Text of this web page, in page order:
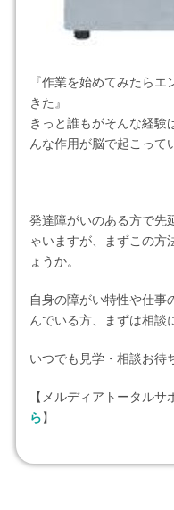
『作業を始めてみたら
きた』
きっと誰もがそんな経験
んな作用が脳で起こって
発達障がいのある方で先
ゃいますが、まずこの方
ょうか。
自身の障がい特性や仕事
んでいる方、まずは相談
いつでも見学・相談お待
【メルディアトータルサ
ら】